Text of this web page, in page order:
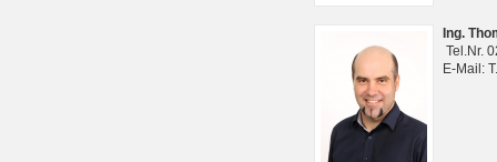
Ing.
Tel.Nr.
E-Mail: